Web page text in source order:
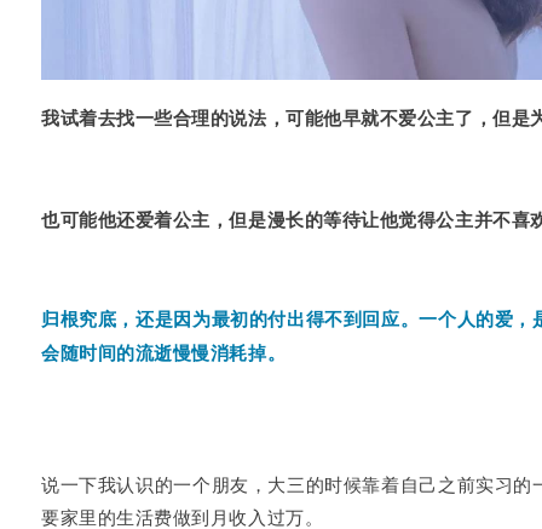
我试着去找一些合理的说法，可能他早就不爱公主了，但
也可能他还爱着公主，但是漫长的等待让他觉得公主并不喜
归根究底，还是因为最初的付出得不到回应。一个人的爱
会随时间的流逝慢慢消耗掉。
说一下我认识的一个朋友，大三的时候靠着自己之前实习
要家里的生活费做到月收入过万。